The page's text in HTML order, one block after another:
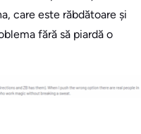
care este răbdătoare și
fără să piardă o